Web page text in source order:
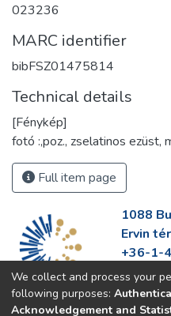
023236
MARC identifier
bibFSZ01475814
Technical details
[Fénykép]
fotó :,poz., zselatinos ezüst,
Full item page
1088
Ervin
+36-1-
https://
We collect and process your
following purposes:
Acknowledgement and